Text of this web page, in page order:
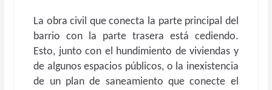
La obra civil que conecta la parte principal del
barrio con la parte trasera está cediendo.
Esto, junto con el hundimiento de viviendas y
de algunos espacios públicos, o la inexistencia
de un plan de saneamiento que conecte el